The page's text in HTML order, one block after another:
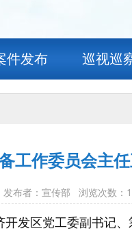
件发布 巡视巡
工作委员会主
布者：宣传部 浏览次数：
发区党工委副书记